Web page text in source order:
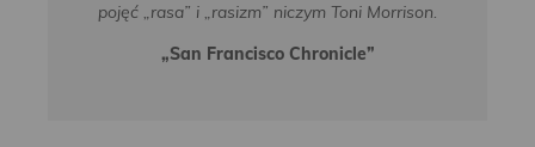
pojęć „rasa” i „rasizm” niczym Toni Morrison.
„San Francisco Chronicle”